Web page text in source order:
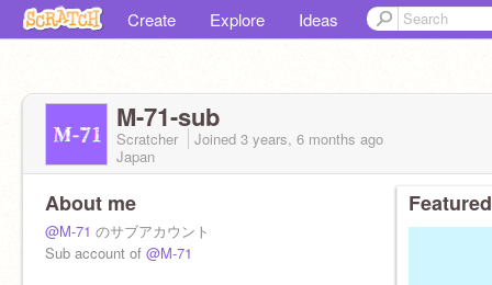
Create Explore Ideas
M-71-sub
Scratcher Joined 3 years, 6 months ago
Japan
About me
@M-71 のサブアカウント
Sub account of @M-71